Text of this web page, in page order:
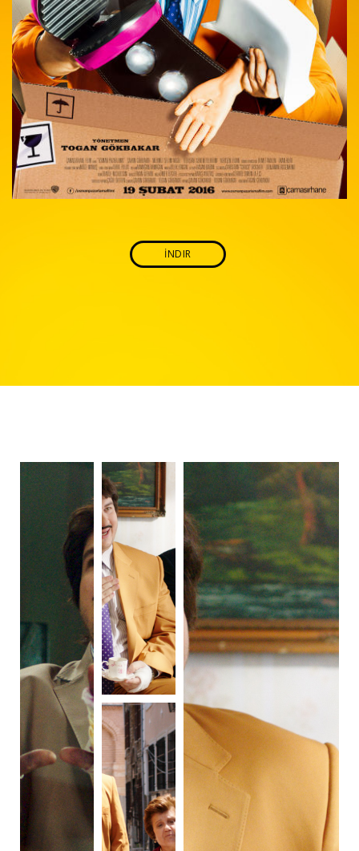
İNDIR